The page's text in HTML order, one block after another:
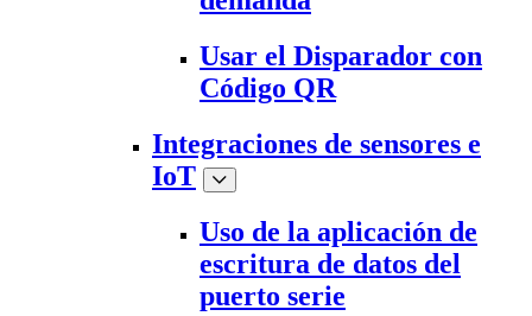
Usar el Disparador con
Código QR
Integraciones de sensores e
IoT
Uso de la aplicación de
escritura de datos del
puerto serie